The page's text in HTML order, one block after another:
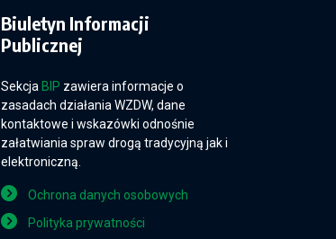
Biuletyn Informacji
Publicznej
Sekcja BIP zawiera informacje o
zasadach działania WZDW, dane
kontaktowe i wskazówki odnośnie
załatwiania spraw drogą tradycyjną jak i
elektroniczną.
Ochrona danych osobowych
Polityka prywatności